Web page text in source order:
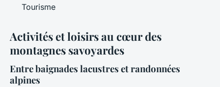
Tourisme
Activités et loisirs au cœur des
montagnes savoyardes
Entre baignades lacustres et randonnées
alpines